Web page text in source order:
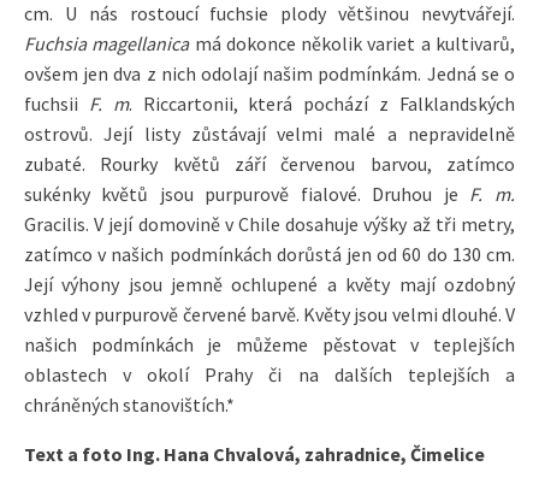
cm. U nás rostoucí fuchsie plody většinou nevytvářejí.
Fuchsia magellanicamá dokonce několik variet a kultivarů,
ovšem jen dva z nich odolají našim podmínkám. Jedná se o
fuchsii F. m. Riccartonii, která pochází z Falklandských
ostrovů. Její listy zůstávají velmi malé a nepravidelně
zubaté. Rourky květů září červenou barvou, zatímco
sukénky květů jsou purpurově fialové. Druhou je F. m.
Gracilis. V její domovině v Chile dosahuje výšky až tři metry,
zatímco v našich podmínkách dorůstá jen od 60 do 130 cm.
Její výhony jsou jemně ochlupené a květy mají ozdobný
vzhled v purpurově červené barvě. Květy jsou velmi dlouhé. V
našich podmínkách je můžeme pěstovat v teplejších
oblastech v okolí Prahy či na dalších teplejších a
chráněných stanovištích.*
Text a foto Ing. Hana Chvalová, zahradnice, Čimelice